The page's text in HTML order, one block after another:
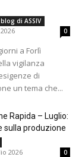
di ASSIV
0
a Forlì
vigilanza
di
un tema che...
Rapida – Luglio:
sulla produzione
2026 0